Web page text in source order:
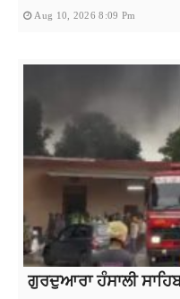
Aug 10, 2026 8:09 Pm
ਗੁਰਦੁਆਰਾ ਹੰਸਾਲੀ